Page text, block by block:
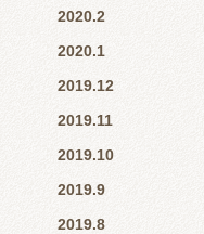
2020.2
2020.1
2019.12
2019.11
2019.10
2019.9
2019.8